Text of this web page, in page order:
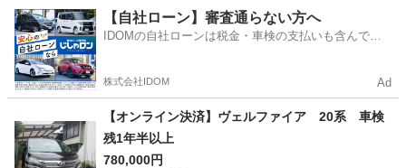
埼玉 熊谷市 その他
【自社ローン】審査通らない方へ
IDOMの自社ローンは税金・車検の支払いも含んでい
株式会社IDOM Ad
【オンライン決済】ヴェルファイア 20系 車検
残1年半以上
780,000円